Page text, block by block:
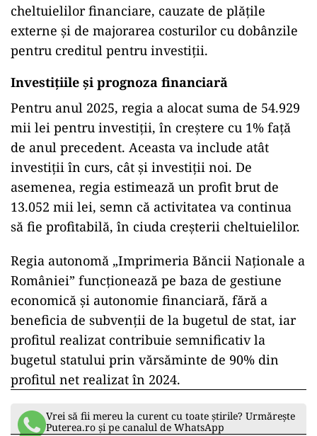
cheltuielilorfinanciare, cauzate de plățile
externe și de majorarea costurilor cu dobânzile
pentru creditul pentru investiții.
Investițiile și prognoza financiară
Pentru anul 2025, regia a alocat suma de 54.929
mii lei pentru investiții, în creștere cu 1% față
de anul precedent. Aceasta va include atât
investiții în curs, cât și investiții noi. De
asemenea, regia estimează un profit brut de
13.052 mii lei, semn că activitatea va continua
să fie profitabilă, în ciuda creșterii cheltuielilor.
Regia autonomă „Imprimeria Băncii Naționale a
României” funcționează pe baza de gestiune
economică și autonomie financiară, fără a
beneficia de subvenții de la bugetul de stat, iar
profitul realizat contribuie semnificativla
bugetul statului prin vărsăminte de 90% din
profitul net realizat în 2024.
Vrei să fii mereu la curent cu toate știrile? Urmărește
Puterea.ro și pe canalul de WhatsApp